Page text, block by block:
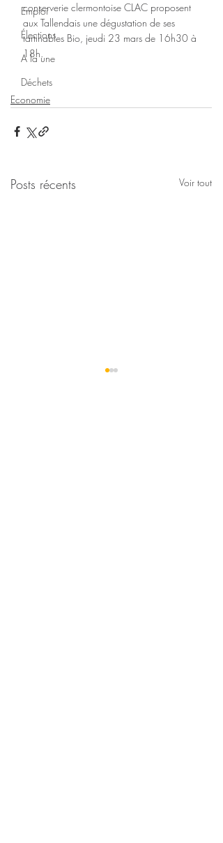
Emploi
Élections
A la une
Déchets
conserverie clermontoise CLAC proposent
aux Tallendais une dégustation de ses
tartinables Bio, jeudi 23 mars de 16h30 à
18h.
Economie
Posts récents Voir tout